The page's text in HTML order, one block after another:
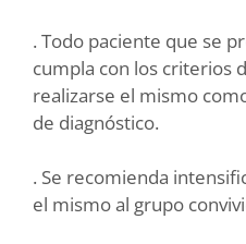
. Todo paciente que se
cumpla con los criterios
realizarse el mismo
de diagnóstico.
. Se recomienda
el mismo al grupo